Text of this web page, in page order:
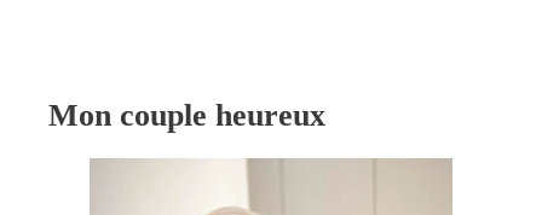
Mon couple heureux